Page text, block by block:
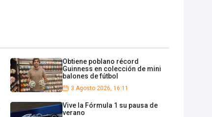
Obtiene poblano récord
Guinness en colección de mini
balones de fútbol
3 Agosto 2026, 16:11
Vive la Fórmula 1 su pausa de
verano